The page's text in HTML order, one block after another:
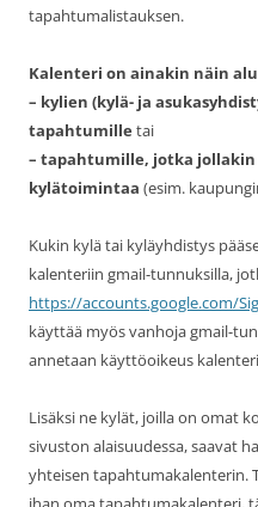
tapahtumalistauksen.
Kalenteri on ainakin näin
– kylien (kylä- ja
tapahtumille tai
– tapahtumille, jotka
kylätoimintaa (esim.
Kukin kylä tai kyläyhdistys
kalenteriin gmail-tunnuksilla,
https://accounts.google.com/
käyttää myös vanhoja gmail-
annetaan käyttöoikeus
Lisäksi ne kylät, joilla on omat
sivuston alaisuudessa, saavat
yhteisen tapahtumakalenterin.